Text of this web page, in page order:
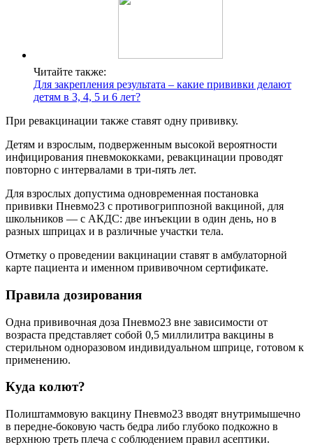
Читайте также:
Для закрепления результата – какие прививки делают
детям в 3, 4, 5 и 6 лет?
При ревакцинации также ставят одну прививку.
Детям и взрослым, подверженным высокой вероятности
инфицирования пневмококками, ревакцинации проводят
повторно с интервалами в три-пять лет.
Для взрослых допустима одновременная постановка
прививки Пневмо23 с противогриппозной вакциной, для
школьников — с АКДС: две инъекции в один день, но в
разных шприцах и в различные участки тела.
Отметку о проведении вакцинации ставят в амбулаторной
карте пациента и именном прививочном сертификате.
Правила дозирования
Одна прививочная доза Пневмо23 вне зависимости от
возраста представляет собой 0,5 миллилитра вакцины в
стерильном одноразовом индивидуальном шприце, готовом к
применению.
Куда колют?
Полиштаммовую вакцину Пневмо23 вводят внутримышечно
в передне-боковую часть бедра либо глубоко подкожно в
верхнюю треть плеча с соблюдением правил асептики.